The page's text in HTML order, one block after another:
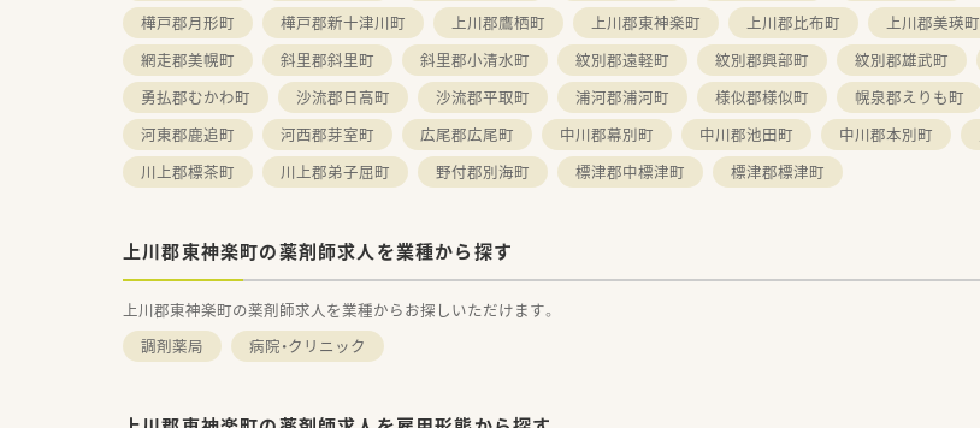
樺戸郡月形町
樺戸郡新十津川町 上川郡鷹栖町 上川郡東神楽町 上川郡比布町 上川郡美瑛町
網走郡美幌町
斜里郡斜里町 斜里郡小清水町 紋別郡遠軽町 紋別郡興部町 紋別郡雄武町
勇払郡むかわ町
沙流郡日高町 沙流郡平取町 浦河郡浦河町 様似郡様似町 幌泉郡えりも町
河東郡鹿追町
河西郡芽室町 広尾郡広尾町 中川郡幕別町 中川郡池田町 中川郡本別町
川上郡標茶町
川上郡弟子屈町 野付郡別海町 標津郡中標津町 標津郡標津町
上川郡東神楽町の薬剤師求人を業種から探す
上川郡東神楽町の薬剤師求人を業種からお探しいただけます。
調剤薬局
病院・クリニック